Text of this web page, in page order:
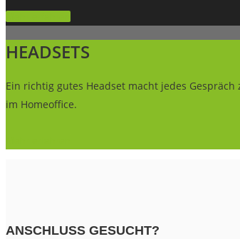
HEADSETS
Ein richtig gutes Headset macht jedes
im Homeoffice.
ANSCHLUSS GESUCHT?